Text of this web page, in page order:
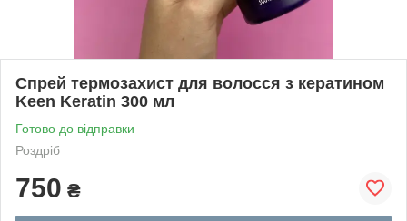
Спрей термозахист для волосся з кератином
Keen Keratin 300 мл
Готово до відправки
Роздріб
750 ₴